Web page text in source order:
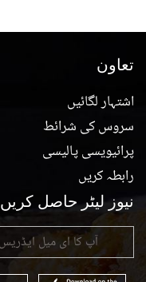
تعاون
اشتہار لگائیں
سروس کی شرائط
پرائیویسی پالیسی
رابطہ کریں
نیوز لیٹر حاصل کریں